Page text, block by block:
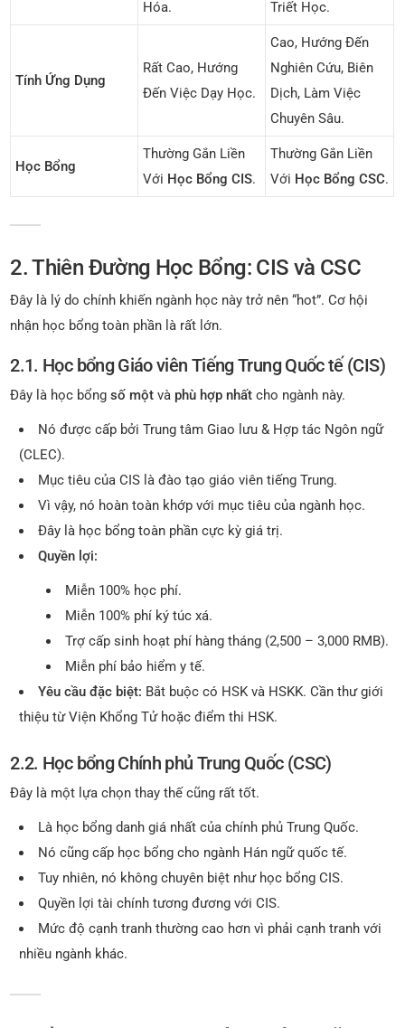
Hóa.
Triết Học.
Tính Ứng Dụng
Rất Cao, Hướng
Đến Việc Dạy Học.
Cao, Hướng Đến
Nghiên Cứu, Biên
Dịch, Làm Việc
Chuyên Sâu.
Học Bổng
Thường Gắn Liền
Với Học Bổng CIS.
Thường Gắn Liền
Với Học Bổng CSC.
2. Thiên Đường Học Bổng: CIS và CSC
Đây là lý do chính khiến ngành học này trở nên “hot”. Cơ hội
nhận học bổng toàn phần là rất lớn.
2.1. Học bổng Giáo viên Tiếng Trung Quốc tế (CIS)
Đây là học bổngsố một và phù hợp nhất cho ngành này.
Nó được cấp bởi Trung tâm Giao lưu & Hợp tác Ngôn ngữ
(CLEC).
Mục tiêu của CIS là đào tạo giáo viên tiếng Trung.
Vì vậy, nó hoàn toàn khớp với mục tiêu của ngành học.
Đây là học bổng toàn phần cực kỳ giá trị.
Quyền lợi:
Miễn 100% học phí.
Miễn 100% phí ký túc xá.
Trợ cấp sinh hoạt phí hàng tháng (2,500 – 3,000 RMB).
Miễn phí bảo hiểm y tế.
Yêu cầu đặc biệt: Bắt buộc có HSK và HSKK. Cần thư giới
thiệu từ Viện Khổng Tử hoặc điểm thi HSK.
2.2. Học bổng Chính phủ Trung Quốc (CSC)
Đây là một lựa chọn thay thế cũng rất tốt.
Là học bổng danh giá nhất của chính phủ Trung Quốc.
Nó cũng cấp học bổng cho ngành Hán ngữ quốc tế.
Tuy nhiên, nó không chuyên biệt như học bổng CIS.
Quyền lợi tài chính tương đương với CIS.
Mức độ cạnh tranh thường cao hơn vì phải cạnh tranh với
nhiều ngành khác.